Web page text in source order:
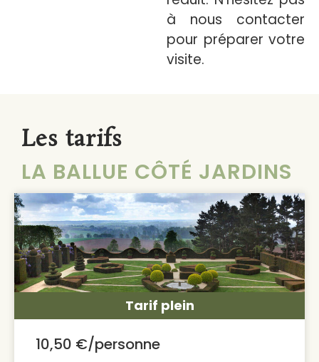
à nous contacter
pour préparer votre
visite.
Les tarifs
LA BALLUE CÔTÉ JARDINS
Tarif plein
10,50 €/personne